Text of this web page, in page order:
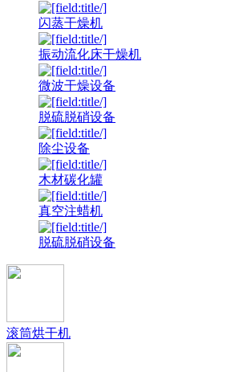
闪蒸干燥机
振动流化床干燥机
微波干燥设备
脱硫脱硝设备
除尘设备
木材碳化罐
真空注蜡机
脱硫脱硝设备
滚筒烘干机